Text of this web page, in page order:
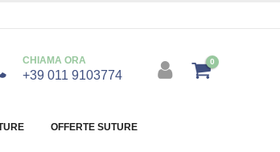
CHIAMA ORA
+39 011 9103774
0
OFFERTE SUTURE